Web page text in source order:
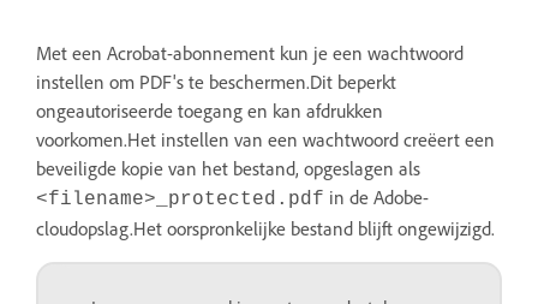
Met een Acrobat-abonnement kun je een wachtwoord
instellen om PDF's te beschermen.Dit beperkt
ongeautoriseerde toegang en kan afdrukken
voorkomen.Het instellen van een wachtwoord creëert een
beveiligde kopie van het bestand, opgeslagen als
<filename>_protected.pdf in de Adobe-
cloudopslag.Het oorspronkelijke bestand blijft ongewijzigd.